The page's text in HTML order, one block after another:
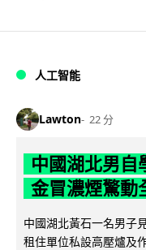
人工智能
Lawton 22 分
中國湖北男自
金冒濃煙驚動
中國湖北黃石一名男子
租住單位私設高壓爐及